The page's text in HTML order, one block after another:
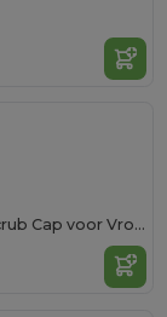
Comfortabele Medische Scrub Cap voor Vrouwen